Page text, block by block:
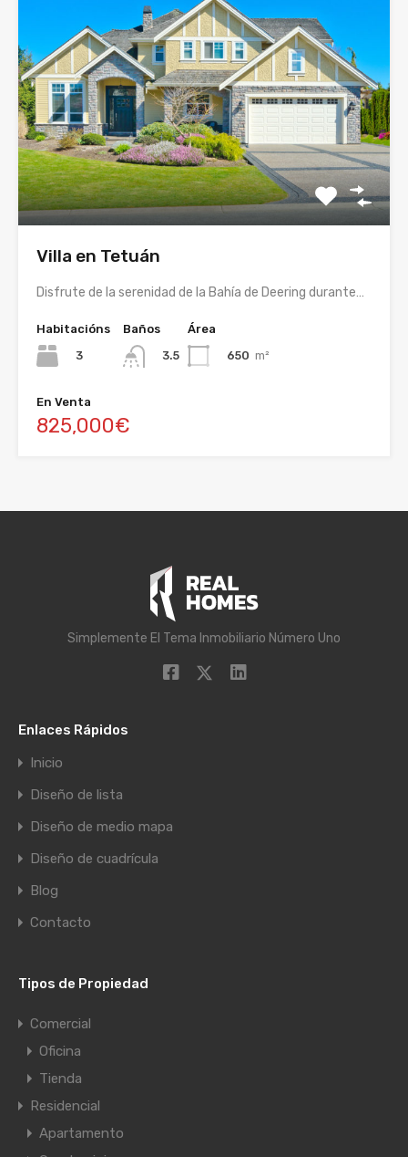
Villa en Tetuán
Disfrute de la serenidad de la Bahía de Deering durante…
Habitacións
3
Baños
3.5
Área
650 m²
En Venta
825,000€
Simplemente El Tema Inmobiliario Número Uno
Enlaces Rápidos
Inicio
Diseño de lista
Diseño de medio mapa
Diseño de cuadrícula
Blog
Contacto
Tipos de Propiedad
Comercial
Oficina
Tienda
Residencial
Apartamento